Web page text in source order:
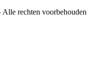
rechten voorbehouden